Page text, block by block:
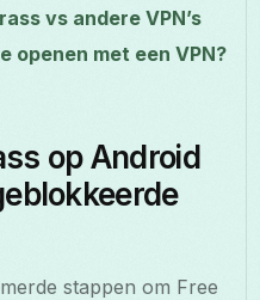
vs andere VPN’s
openen met een VPN?
op Android
stappen om Free